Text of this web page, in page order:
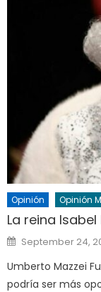
Opinión Opinión
La reina Isabel
Posted
on
September 24,
Umberto Mazzei
podría ser más